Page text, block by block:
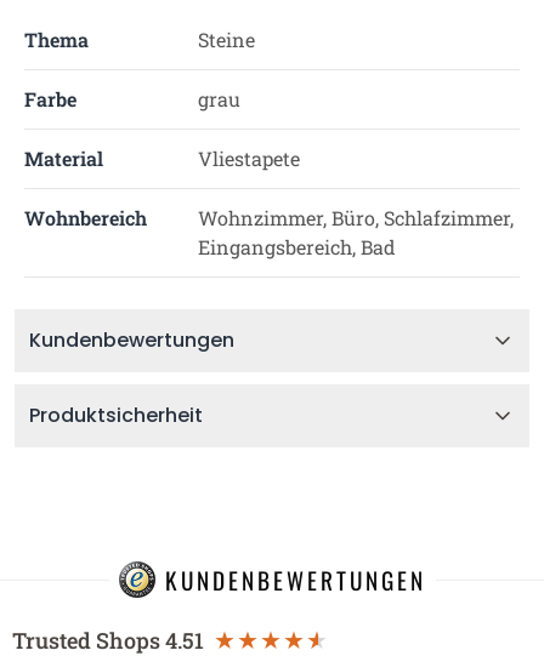
Thema Steine
Farbe grau
Material Vliestapete
Wohnbereich
Wohnzimmer, Büro, Schlafzimmer,
Eingangsbereich, Bad
Kundenbewertungen
Produktsicherheit
KUNDENBEWERTUNGEN
Trusted Shops4.51